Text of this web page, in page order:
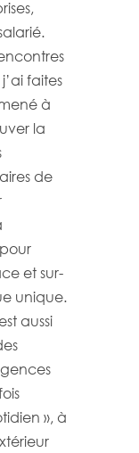
faites
à
la
de
et sur-
unique.
aussi
», à